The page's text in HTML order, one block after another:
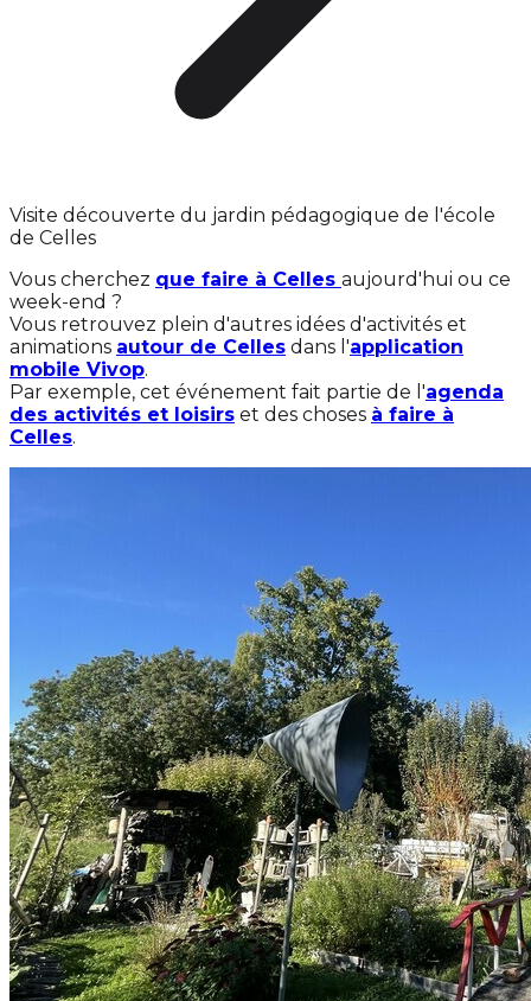
Visite découverte du jardin pédagogique de l'école
de Celles
Vous cherchez que faire à Celles aujourd'hui ou ce
week-end ?
Vous retrouvez plein d'autres idées d'activités et
animations autour de Celles dans l'application
mobile Vivop.
Par exemple, cet événement fait partie de l'agenda
des activités et loisirs et des choses à faire à
Celles.